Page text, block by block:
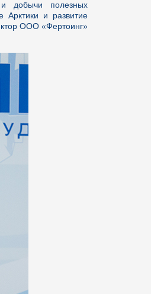
и добычи полезных
Арктики и развитие
ООО «Фертоинг»